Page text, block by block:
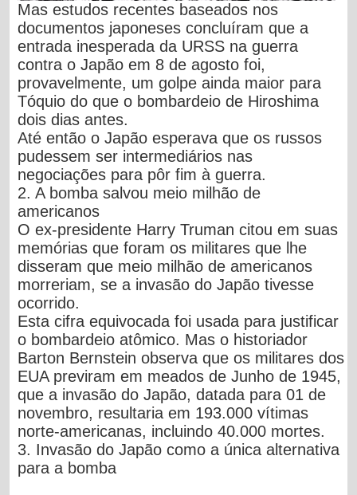
Mas estudos recentes baseados nos
documentos japoneses concluíram que a
entrada inesperada da URSS na guerra
contra o Japão em 8 de agosto foi,
provavelmente, um golpe ainda maior para
Tóquio do que o bombardeio de Hiroshima
dois dias antes.
Até então o Japão esperava que os russos
pudessem ser intermediários nas
negociações para pôr fim à guerra.
2. A bomba salvou meio milhão de
americanos
O ex-presidente Harry Truman citou em suas
memórias que foram os militares que lhe
disseram que meio milhão de americanos
morreriam, se a invasão do Japão tivesse
ocorrido.
Esta cifra equivocada foi usada para justificar
o bombardeio atômico. Mas o historiador
Barton Bernstein observa que os militares dos
EUA previram em meados de Junho de 1945,
que a invasão do Japão, datada para 01 de
novembro, resultaria em 193.000 vítimas
norte-americanas, incluindo 40.000 mortes.
3. Invasão do Japão como a única alternativa
para a bomba